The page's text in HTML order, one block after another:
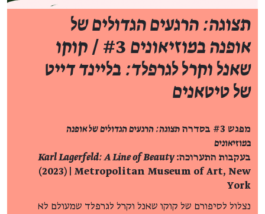
תצוגה: הרגעים הגדולים של
אופנה במוזיאונים
קוקו
שאנל וקרל לגרפלד: בליינד דייט
של טיטאנים
מפגש #3 בסדרה
תצוגה: הרגעים הגדולים של אופנה
במוזיאונים
בעקבות התערוכה: Karl Lagerfeld: A Line of Beauty
(2023) | Metropolitan Museum of Art, New
York
נצלול לסיפורם של קוקו שאנל וקרל לגרפלד שמעולם לא